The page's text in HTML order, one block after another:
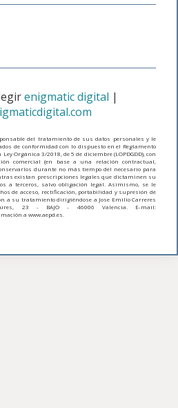
enigmatic digital |
del tratamiento de sus datos personales y le
de conformidad con lo dispuesto en el Reglamento
Ley Orgánica 3/2018, de 5 de diciembre (LOPDGDD), con
comercial (en base a una relación contractual,
durante no más tiempo del necesario para
existan prescripciones legales que dictaminen su
a terceros, salvo obligación legal. Asimismo, se le
de acceso, rectificación, portabilidad y supresión de
a su tratamiento dirigiéndose a Jose Emilio Carreres
23 - BAJO - 46006 Valencia. E-mail:
a www.aepd.es.